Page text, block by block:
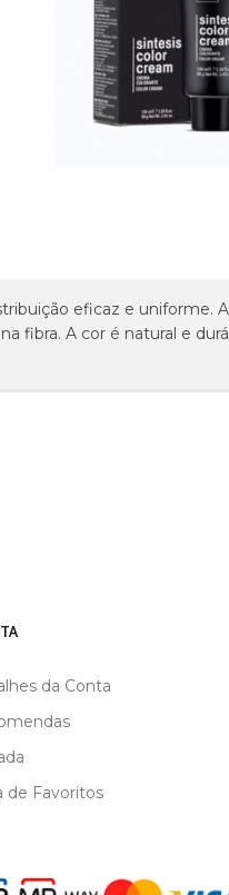
eficaz e uniforme.
fibra. A cor é natural e
da Conta
de Favoritos